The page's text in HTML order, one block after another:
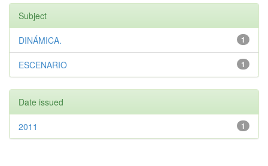
Subject
1
DINÁMICA.
1
ESCENARIO
Date issued
1
2011